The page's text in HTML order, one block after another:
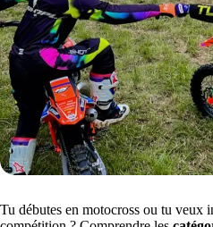
Tu débutes en motocross ou tu veux